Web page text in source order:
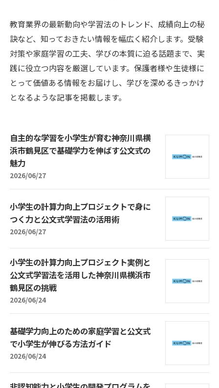
教育業界の最新動向や学習法のトレンド、成績向上の秘
訣など、知っておきたい情報を幅広く紹介します。受験
対策や家庭学習の工夫、学びの本質に迫る話題まで、実
践に役立つ内容を厳選しています。保護者様や生徒様に
とって価値ある情報をお届けし、学びを深めるきっかけ
となるような記事を掲載します。
自主的な学習を小学生が育む神奈川県横
浜市鶴見区で基礎学力を伸ばす公文式の
魅力
2026/06/27
小学生の計算力向上プロジェクトで身に
つく力と公文式学習法の活用術
2026/06/27
小学生の計算力向上プロジェクト実例と
公文式学習法を活用した神奈川県横浜市
鶴見区の挑戦
2026/06/24
基礎学力向上のための家庭学習と公文式
で小学生が伸びる方法ガイド
2026/06/24